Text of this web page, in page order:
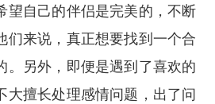
望自己的伴侣是完美的，不断
们来说，真正想要找到一个合
。另外，即便是遇到了喜欢的
大擅长处理感情问题，出了问